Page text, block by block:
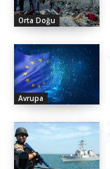
Orta Doğu
Avrupa